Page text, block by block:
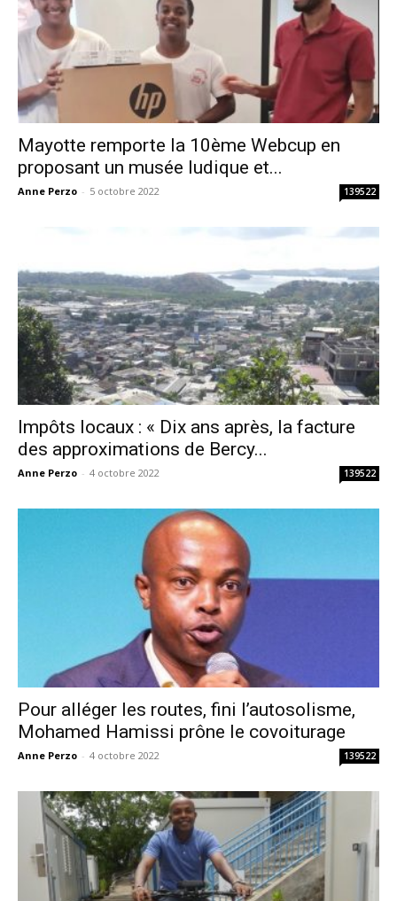
Mayotte remporte la 10ème Webcup en
proposant un musée ludique et...
Anne Perzo - 5 octobre 2022 139522
Impôts locaux : « Dix ans après, la facture
des approximations de Bercy...
Anne Perzo - 4 octobre 2022 139522
Pour alléger les routes, fini l’autosolisme,
Mohamed Hamissi prône le covoiturage
Anne Perzo - 4 octobre 2022 139522